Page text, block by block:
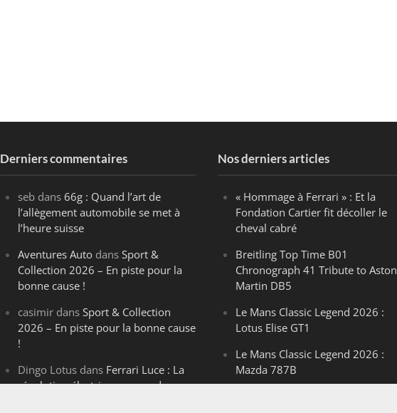
Derniers commentaires
seb dans66g : Quand l’art de
l’allègement automobile se met à
l’heure suisse
Aventures Auto dansSport &
Collection 2026 – En piste pour la
bonne cause !
casimir dansSport & Collection
2026 – En piste pour la bonne cause
!
Dingo Lotus dans Ferrari Luce : La
révolution électrique venue de
Nos derniers articles
« Hommage à Ferrari » : Et la
Fondation Cartier fit décoller le
cheval cabré
Breitling Top Time B01
Chronograph 41 Tribute to Aston
Martin DB5
Le Mans Classic Legend 2026 :
Lotus Elise GT1
Le Mans Classic Legend 2026 :
Mazda 787B